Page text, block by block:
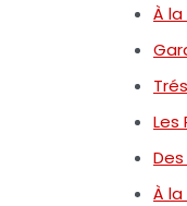
À
Les
À